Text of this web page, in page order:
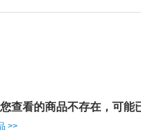
查看的商品不存在，可能
>>